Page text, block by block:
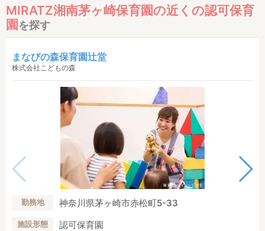
MIRATZ湘南茅ヶ崎保育園の近くの認可保育
園 を探す
まなびの森保育園辻堂
株式会社こどもの森
勤務地 神奈川県茅ヶ崎市赤松町5-33
施設形態 認可保育園